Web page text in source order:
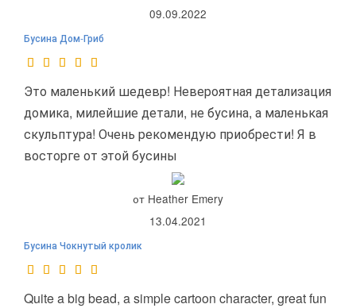
09.09.2022
Бусина Дом-Гриб
Это маленький шедевр! Невероятная детализация
домика, милейшие детали, не бусина, а маленькая
скульптура! Очень рекомендую приобрести! Я в
восторге от этой бусины
от Heather Emery
13.04.2021
Бусина Чокнутый кролик
Quite a big bead, a simple cartoon character, great fun